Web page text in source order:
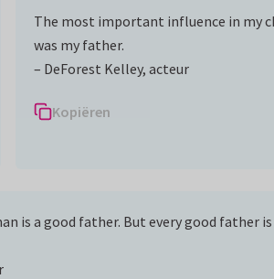
The most important influence in my
was my father.
– DeForest Kelley, acteur
Kopiëren
is a good father. But every good father is